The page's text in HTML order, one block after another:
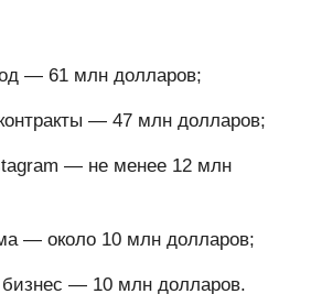
— 61 млн долларов;
— 47 млн долларов;
— не менее 12 млн
— около 10 млн долларов;
— 10 млн долларов.